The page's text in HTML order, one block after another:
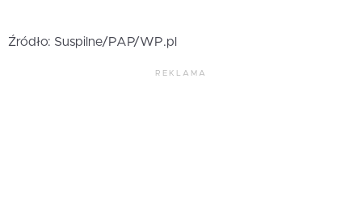
Źródło: Suspilne/PAP/WP.pl
REKLAMA